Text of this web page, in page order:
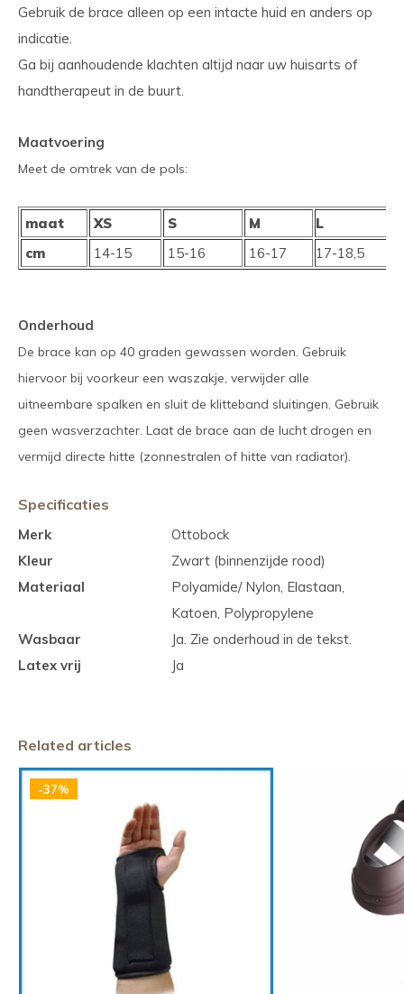
Gebruik de brace alleen op een intacte huid en anders op
indicatie.
Ga bij aanhoudende klachten altijd naar uw huisarts of
handtherapeut in de buurt.
Maatvoering
Meet de omtrek van de pols:
maat XS S M L
cm
14-15 15-16 16-17 17-18,5
Onderhoud
De brace kan op 40 graden gewassen worden. Gebruik
hiervoor bij voorkeur een waszakje, verwijder alle
uitneembare spalken en sluit de klitteband sluitingen. Gebruik
geen wasverzachter. Laat de brace aan de lucht drogen en
vermijd directe hitte (zonnestralen of hitte van radiator).
Specificaties
Merk
Ottobock
Kleur
Zwart (binnenzijde rood)
Materiaal
Polyamide/ Nylon, Elastaan,
Katoen, Polypropylene
Wasbaar
Ja. Zie onderhoud in de tekst.
Latex vrij
Ja
Related articles
-37%